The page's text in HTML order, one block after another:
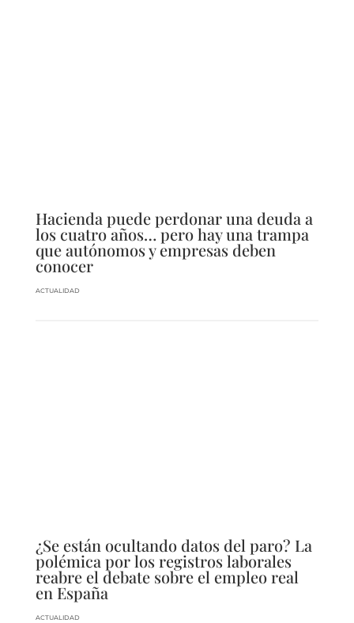
Hacienda puede perdonar una deuda a
los cuatro años… pero hay una trampa
que autónomos y empresas deben
conocer
ACTUALIDAD
¿Se están ocultando datos del paro? La
polémica por los registros laborales
reabre el debate sobre el empleo real
en España
ACTUALIDAD